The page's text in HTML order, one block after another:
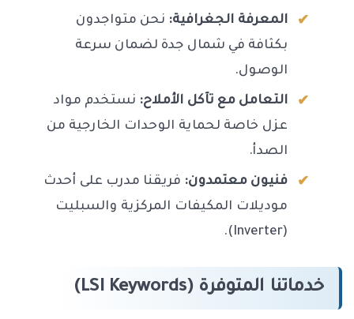
المعرفة الجغرافية: نحن متواجدون
بكثافة في شمال جدة لضمان سرعة
الوصول.
التعامل مع تآكل الأملاح: نستخدم مواد
عزل خاصة لحماية الوحدات الخارجية من
الصدأ.
فنيون معتمدون: فريقنا مدرب على أحدث
موديلات المكيفات المركزية والسبليت
(Inverter).
خدماتنا المتوفرة (LSI Keywords)